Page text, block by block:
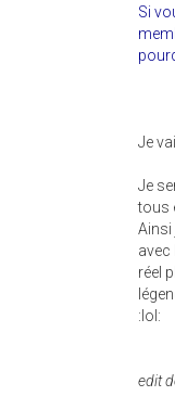
Si
Je
Je
tous
Ainsi
avec
réel
:lol:
edit